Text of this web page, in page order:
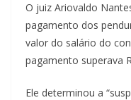
O juiz Ariovaldo
pagamento dos
valor do salário do
pagamento superava
Ele determinou a